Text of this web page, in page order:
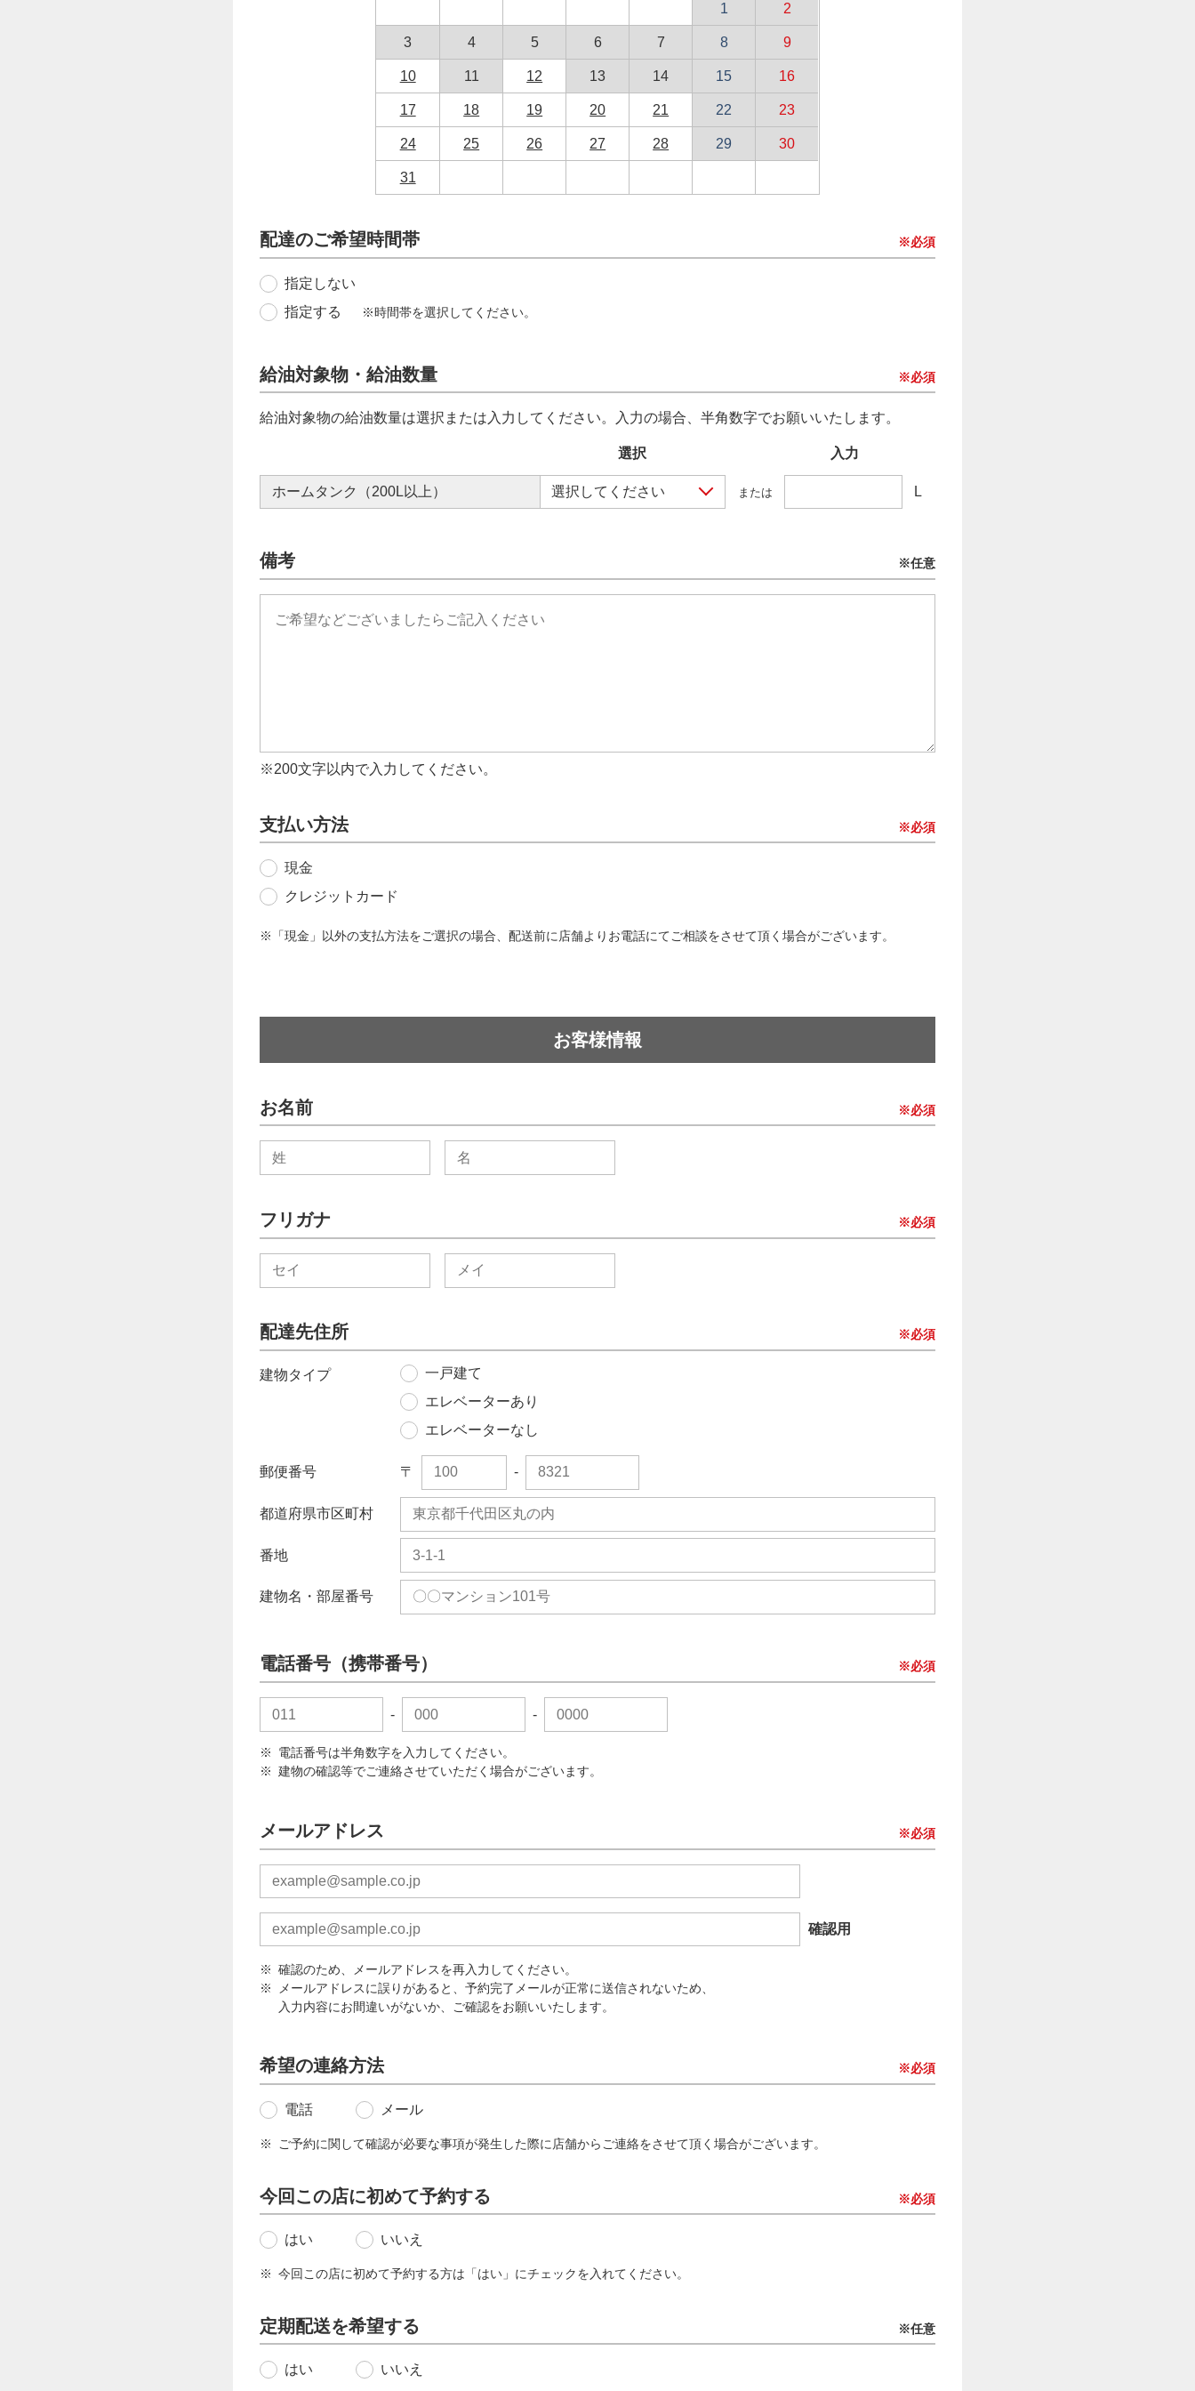
1 2
3 4 5 6 7 8 9
10 11 12 13 14 15 16
17 18 19 20 21 22 23
24 25 26 27 28 29 30
31
配達のご希望時間帯 ※必須
指定しない
指定する
※時間帯を選択してください。
給油対象物・給油数量 ※必須
給油対象物の給油数量は選択または入力してください。入力の場合、半角数字でお願いいたします。
ホームタンク（200L以上） または L
備考 ※任意
※200文字以内で入力してください。
支払い方法 ※必須
現金
クレジットカード
※「現金」以外の支払方法をご選択の場合、配送前に店舗よりお電話にてご相談をさせて頂く場合がございます。
お客様情報
お名前 ※必須
フリガナ ※必須
配達先住所 ※必須
建物タイプ
一戸建て
エレベーターあり
エレベーターなし
郵便番号 〒 -
都道府県市区町村
番地
建物名・部屋番号
電話番号（携帯番号） ※必須
- -
電話番号は半角数字を入力してください。
建物の確認等でご連絡させていただく場合がございます。
メールアドレス ※必須
確認用
確認のため、メールアドレスを再入力してください。
メールアドレスに誤りがあると、予約完了メールが正常に送信されないため、
入力内容にお間違いがないか、ご確認をお願いいたします。
希望の連絡方法 ※必須
電話 メール
ご予約に関して確認が必要な事項が発生した際に店舗からご連絡をさせて頂く場合がございます。
今回この店に初めて予約する ※必須
はい いいえ
今回この店に初めて予約する方は「はい」にチェックを入れてください。
定期配送を希望する ※任意
はい いいえ